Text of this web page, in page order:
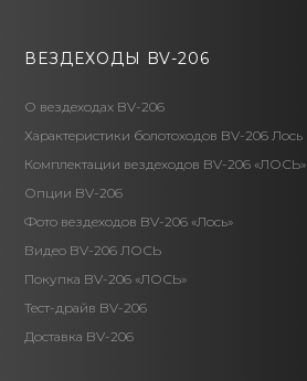
ВЕЗДЕХОДЫ BV-206
О вездеходах BV-206
Характеристики болотоходов BV-206 Лось
Комплектации вездеходов BV-206 «ЛОСЬ»
Опции BV-206
Фото вездеходов BV-206 «Лось»
Видео BV-206 ЛОСЬ
Покупка BV-206 «ЛОСЬ»
Тест-драйв BV-206
Доставка BV-206